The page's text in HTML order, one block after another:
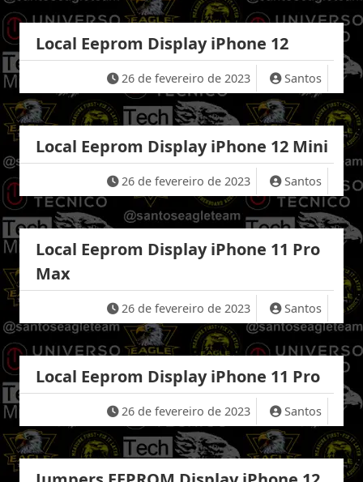
Local Eeprom Display iPhone 12
26 de fevereiro de 2023 Santos
Local Eeprom Display iPhone 12 Mini
26 de fevereiro de 2023 Santos
Local Eeprom Display iPhone 11 Pro
Max
26 de fevereiro de 2023 Santos
Local Eeprom Display iPhone 11 Pro
26 de fevereiro de 2023 Santos